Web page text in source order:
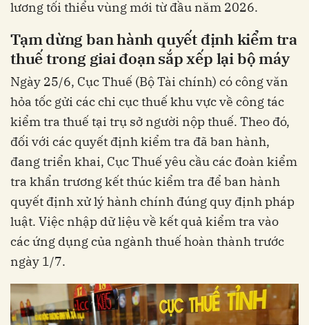
lương tối thiểu vùng mới từ đầu năm 2026.
Tạm dừng ban hành quyết định kiểm tra
thuế trong giai đoạn sắp xếp lại bộ máy
Ngày 25/6, Cục Thuế (Bộ Tài chính) có công văn
hỏa tốc gửi các chi cục thuế khu vực về công tác
kiểm tra thuế tại trụ sở người nộp thuế. Theo đó,
đối với các quyết định kiểm tra đã ban hành,
đang triển khai, Cục Thuế yêu cầu các đoàn kiểm
tra khẩn trương kết thúc kiểm tra để ban hành
quyết định xử lý hành chính đúng quy định pháp
luật. Việc nhập dữ liệu về kết quả kiểm tra vào
các ứng dụng của ngành thuế hoàn thành trước
ngày 1/7.